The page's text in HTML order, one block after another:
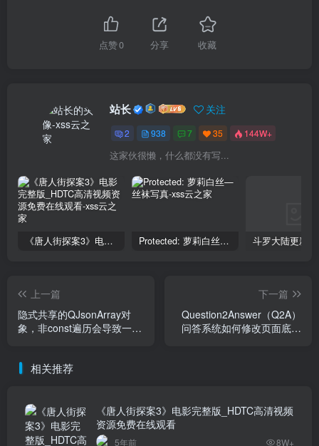
点赞0 分享 收藏
站长 关注
2 938 7 35 144W+
这家伙很懒，什么都没有写...
《唐人街探案3》电影完整版_HDTC高清视频资源免费在线观看 Protected: 萝莉白丝—丝袜写真
上一篇
隐式共享的QJsonArray对
象，非const遍历会导致一次
下一篇
Question2Answer（Q2A）
问答系统如何修改页面底部
相关推荐
《唐人街探案3》电影完整版_HDTC高清视频
资源免费在线观看
5年前 8W+